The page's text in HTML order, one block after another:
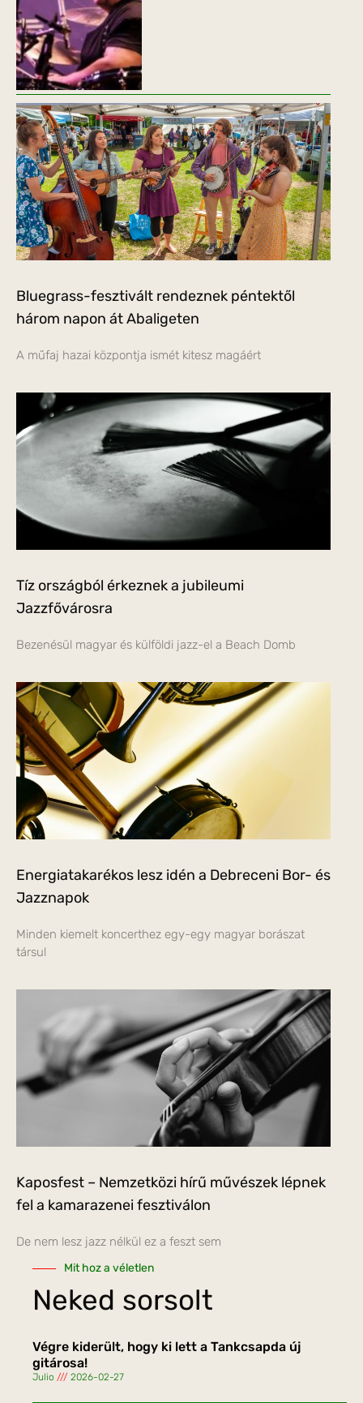
Bluegrass-fesztivált rendeznek péntektől
három napon át Abaligeten
A műfaj hazai központja ismét kitesz magáért
Tíz országból érkeznek a jubileumi
Jazzfővárosra
Bezenésül magyar és külföldi jazz-el a Beach Domb
Energiatakarékos lesz idén a Debreceni Bor- és
Jazznapok
Minden kiemelt koncerthez egy-egy magyar borászat
társul
Kaposfest – Nemzetközi hírű művészek lépnek
fel a kamarazenei fesztiválon
De nem lesz jazz nélkül ez a feszt sem
Mit hoz a véletlen
Neked sorsolt
Végre kiderült, hogy ki lett a Tankcsapda új
gitárosa!
Julio 2026-02-27